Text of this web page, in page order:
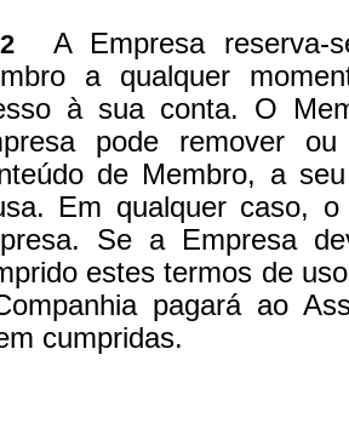
A Empresa reserva-
a qualquer
à sua conta. O
pode remover
de Membro, a
Em qualquer caso,
Se a Empresa
estes termos de
pagará ao
cumpridas.